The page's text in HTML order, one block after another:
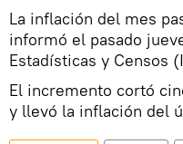
La inflación del mes
informó el pasado
Estadísticas y Censos
El incremento cortó
y llevó la inflación del